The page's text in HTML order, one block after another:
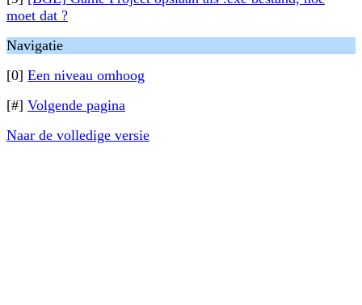
moet dat ?
Navigatie
[0] Een niveau omhoog
[#] Volgende pagina
Naar de volledige versie